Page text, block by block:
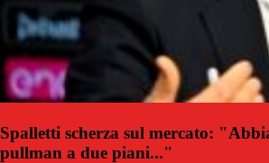
Spalletti scherza sul mercato:
pullman a due piani..."